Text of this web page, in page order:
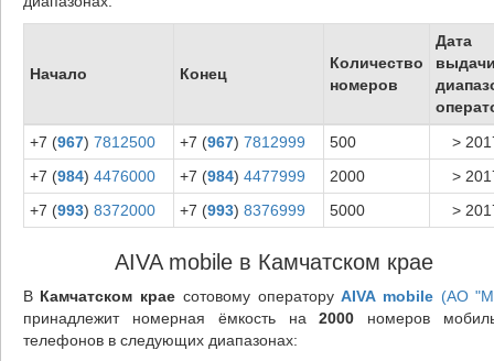
Начало Конец
Количество
номеров
Дата
+7 (967) 7812500 +7 (967) 7812999 500
>
+7 (984) 4476000 +7 (984) 4477999 2000
>
+7 (993) 8372000 +7 (993) 8376999 5000 >
AIVA mobile в Камчатском крае
В Камчатском крае сотовому операторуAIVA mobile(АО
принадлежит номерная ёмкость на2000 номеров
телефонов в следующих диапазонах: